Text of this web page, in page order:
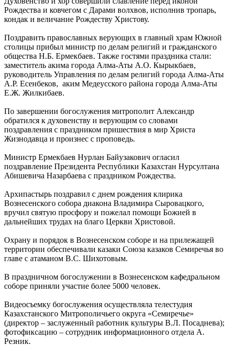
Рождества и ковчегом с Дарами волхвов, исполнив тропарь,
кондак и величание Рождеству Христову.
Поздравить православных верующих в главный храм Южной
столицы прибыл министр по делам религий и гражданского
общества Н.Б. Ермекбаев. Также гостями праздника стали:
заместитель акима города Алма-Аты А.О. Кырыкбаев,
руководитель Управления по делам религий города Алма-Аты
А.Р. Есенбеков, аким Медеусского района города Алма-Аты
Е.Ж. Жилкибаев.
По завершении богослужения митрополит Александр
обратился к духовенству и верующим со словами
поздравления с праздником пришествия в мир Христа
Жизнодавца и произнес с проповедь.
Министр Ермекбаев Нурлан Байузакович огласил
поздравление Президента Республики Казахстан Нурсултана
Абишевича Назарбаева с праздником Рождества.
Архипастырь поздравил с днем рождения клирика
Вознесенского собора диакона Владимира Сыровацкого,
вручил святую просфору и пожелал помощи Божией в
дальнейших трудах на благо Церкви Христовой.
Охрану и порядок в Вознесенском соборе и на прилежащей
территории обеспечивали казаки Союза казаков Семиречья во
главе с атаманом В.С. Шихотовым.
В праздничном богослужении в Вознесенском кафедральном
соборе приняли участие более 5000 человек.
Видеосъемку богослужения осуществляла телестудия
Казахстанского Митрополичьего округа «Семиречье»
(директор – заслуженный работник культуры В.Л. Посаднева);
фотофиксацию – сотрудник информационного отдела А.
Резник.